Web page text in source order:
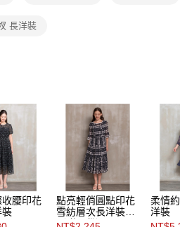
２．關於個人資料處理事宜，請
https://aftee.tw/terms/#terms3
３．未成年的使用者請事先徵
「AFTEE先享後付」，若未經
４．使用「AFTEE先享後付」
即時審查核予不同之上限額度
結果請求用戶進行身份認證。
５．嚴禁一人註冊多個帳號或
形，恩沛科技股份有限公司將
離島宅配 (蘭嶼恕不配送)
每筆NT$200，滿NT$8,000(
付款後門市自取
免運費
長洋裝
腰印花
裝
點亮輕俏圓點印花
雪紡層次長洋裝
（附腰帶）
柔情
洋裝